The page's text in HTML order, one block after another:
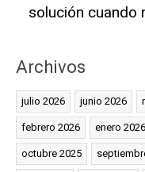
solución cuando
Archivos
julio 2026 junio 2026
febrero 2026 enero 2026
octubre 2025